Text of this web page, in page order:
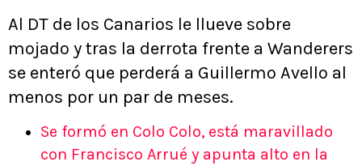
Al DT de los Canarios le llueve sobre
mojado y tras la derrota frente a Wanderers
se enteró que perderá a Guillermo Avello al
menos por un par de meses.
Se formó en Colo Colo, está maravillado
con Francisco Arrué y apunta alto en la